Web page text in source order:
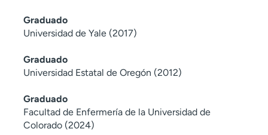
Graduado
Universidad de Yale (2017)
Graduado
Universidad Estatal de Oregón (2012)
Graduado
Facultad de Enfermería de la Universidad de
Colorado (2024)